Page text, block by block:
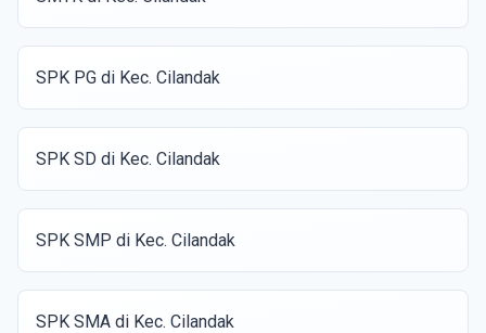
SPK PG di Kec. Cilandak
SPK SD di Kec. Cilandak
SPK SMP di Kec. Cilandak
SPK SMA di Kec. Cilandak